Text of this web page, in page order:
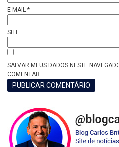
E-MAIL *
SITE
SALVAR MEUS DADOS NESTE
COMENTAR.